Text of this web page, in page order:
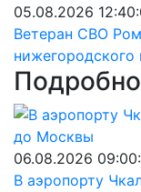
05.08.2026
Ветеран СВО
нижегородского
Подробно
06.08.2026
В аэропорту